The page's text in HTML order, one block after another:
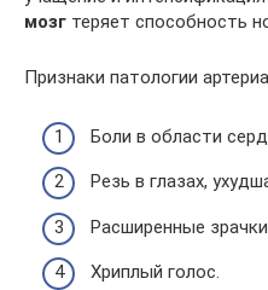
мозг теряет способность
Признаки патологии
Боли в области
Резь в глазах,
Расширенные зрачки.
Хриплый голос.